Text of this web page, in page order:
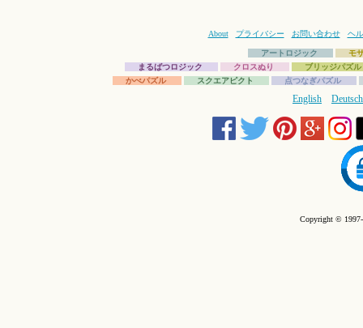
About プライバシー お問い合わせ ヘ
アートロジック
モ
まるばつロジック
クロスぬり
ブリッジパズル
かべパズル
スクエアピクト 点つなぎパズル
English Deutsch
Copyright ©